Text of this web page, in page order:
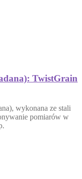
TwistGrain
wykonana ze stali
pomiarów w